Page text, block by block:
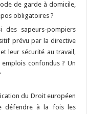
de garde à domicile,
obligatoires ?
des sapeurs-pompiers
prévu par la directive
leur sécurité au travail,
confondus ? Un
du Droit européen
défendre à la fois les